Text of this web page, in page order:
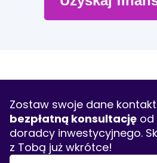
Zostaw swoje dane
bezpłatną konsultację od
doradcy inwestycyjnego.
z Tobą już wkrótce!